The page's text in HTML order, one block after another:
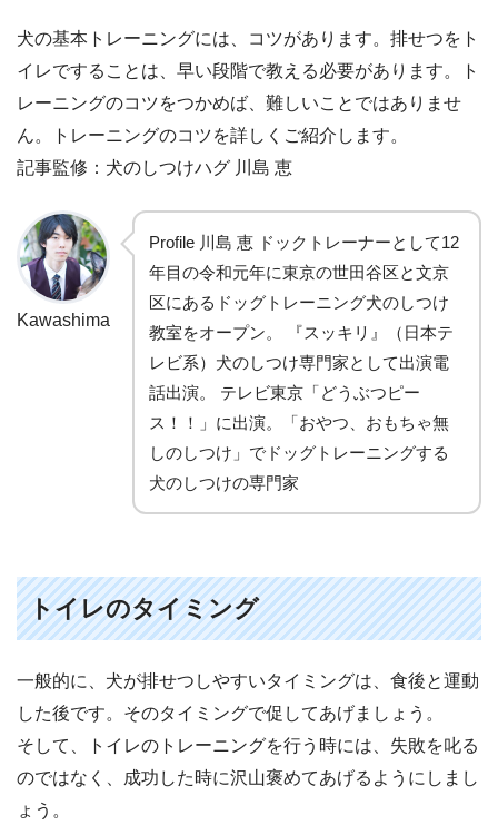
犬の基本トレーニングには、コツがあります。排せつをト
イレですることは、早い段階で教える必要があります。ト
レーニングのコツをつかめば、難しいことではありませ
ん。トレーニングのコツを詳しくご紹介します。
記事監修：犬のしつけハグ 川島 恵
Kawashima
Profile 川島 恵 ドックトレーナーとして12
年目の令和元年に東京の世田谷区と文京
区にあるドッグトレーニング犬のしつけ
教室をオープン。 『スッキリ』（日本テ
レビ系）犬のしつけ専門家として出演電
話出演。 テレビ東京「どうぶつピー
ス！！」に出演。「おやつ、おもちゃ無
しのしつけ」でドッグトレーニングする
犬のしつけの専門家
トイレのタイミング
一般的に、犬が排せつしやすいタイミングは、食後と運動
した後です。そのタイミングで促してあげましょう。
そして、トイレのトレーニングを行う時には、失敗を叱る
のではなく、成功した時に沢山褒めてあげるようにしまし
ょう。